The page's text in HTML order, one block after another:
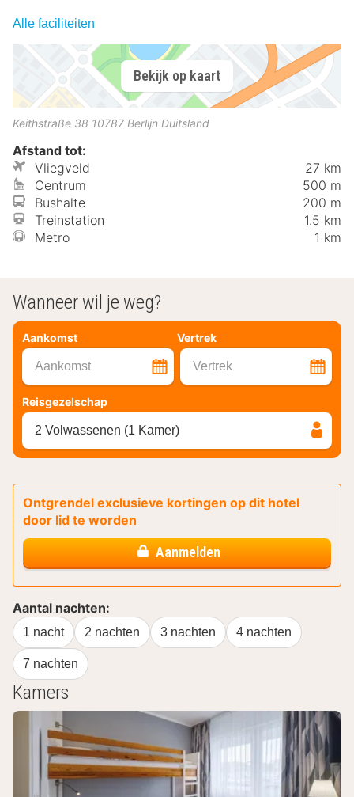
Alle faciliteiten
Bekijk op kaart
Keithstraße 38 10787 Berlijn Duitsland
Afstand tot:
Vliegveld
27 km
Centrum
500 m
Bushalte
200 m
Treinstation
1.5 km
Metro
1 km
Wanneer wil je weg?
Aankomst Vertrek
Aankomst Vertrek
Reisgezelschap
2 Volwassenen (1 Kamer)
Ontgrendel exclusieve kortingen op dit hotel
door lid te worden
Aanmelden
Aantal nachten:
1 nacht 2 nachten 3 nachten 4 nachten
7 nachten
Kamers